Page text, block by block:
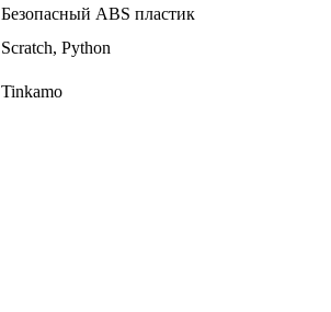
Безопасный ABS пластик
Scratch, Python
Tinkamo